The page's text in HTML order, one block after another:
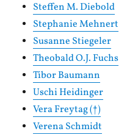
Steffen M. Diebold
Stephanie Mehnert
Susanne Stiegeler
Theobald O.J. Fuchs
Tibor Baumann
Uschi Heidinger
Vera Freytag (†)
Verena Schmidt